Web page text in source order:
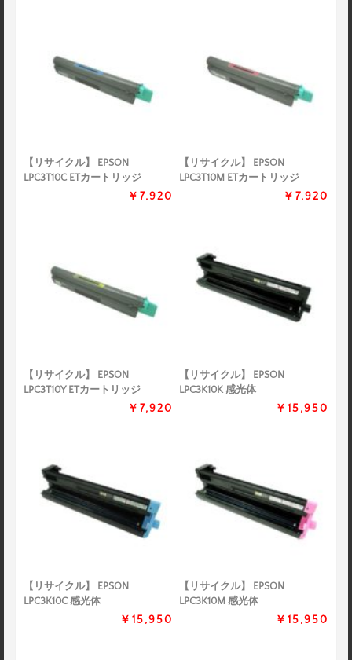
【リサイクル】 EPSON
LPC3T10C ETカートリッジ
￥7,920
【リサイクル】 EPSON
LPC3T10M ETカートリッジ
￥7,920
【リサイクル】 EPSON
LPC3T10Y ETカートリッジ
￥7,920
【リサイクル】 EPSON
LPC3K10K 感光体
￥15,950
【リサイクル】 EPSON
LPC3K10C 感光体
￥15,950
【リサイクル】 EPSON
LPC3K10M 感光体
￥15,950